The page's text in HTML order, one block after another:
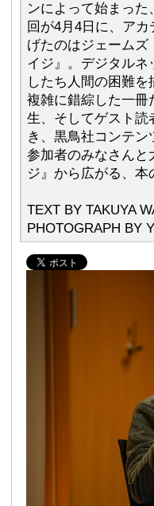
ンによって始まっ
回が4月4日に、ア
げたのはジェーム
イジ』。デジタル
したち人間の困難
複雑に錯綜した一冊
生、そしてゲスト読
き、黒鳥社コンテ
参加者のみなさんと
ジ』から広がる、本
TEXT BY TAKUYA
PHOTOGRAPH BY